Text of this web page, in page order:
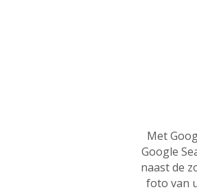
Met
Google
naast de
foto van